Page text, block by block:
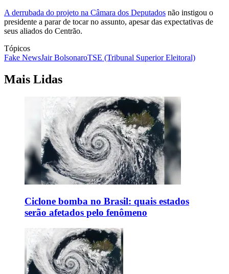
A derrubada do projeto na Câmara dos Deputados não instigou o
presidente a parar de tocar no assunto, apesar das expectativas de
seus aliados do Centrão.
Tópicos
Fake NewsJair BolsonaroTSE (Tribunal Superior Eleitoral)
Mais Lidas
Ciclone bomba no Brasil: quais estados
serão afetados pelo fenômeno